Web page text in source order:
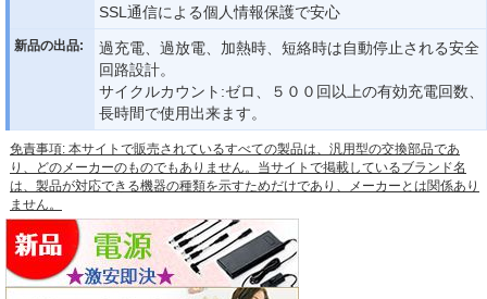
SSL通信による個人情報保護で安心
新品の出品:
過充電、過放電、加熱時、短絡時は自動停止される安全
回路設計。
サイクルカウント:ゼロ、５００回以上の有効充電回数、
長時間で使用出来ます。
免責事項: 本サイトで販売されているすべての製品は、汎用型の交換部品であ
り、どのメーカーのものでもありません。当サイトで掲載しているブランド名
は、製品が対応できる機器の種類を示すためだけであり、メーカーとは関係あり
ません。